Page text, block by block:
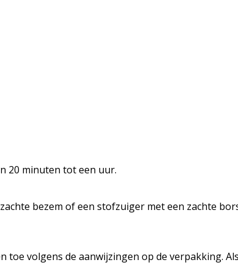
20 minuten tot een uur.
bezem of een stofzuiger met een zachte
volgens de aanwijzingen op de verpakking.